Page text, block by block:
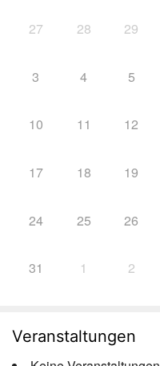
27 28 29
3 4 5
10 11 12
17 18 19
24 25 26
31 1 2
Veranstaltungen